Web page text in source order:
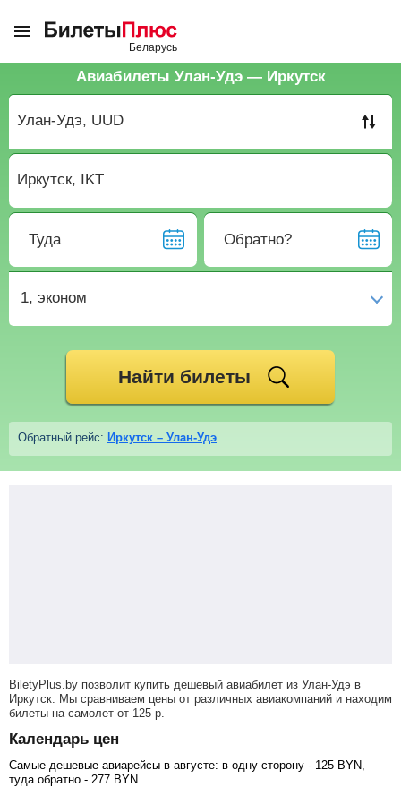
Авиабилеты Улан-Удэ — Иркутск
Туда Обратно?
1, эконом
Найти билеты
Обратный рейс: Иркутск – Улан-Удэ
BiletyPlus.by позволит купить дешевый авиабилет из Улан-Удэ в
Иркутск. Мы сравниваем цены от различных авиакомпаний и находим
билеты на самолет от 125 р
Календарь цен
Самые дешевые авиарейсы в августе: в одну сторону - 125 BYN
туда обратно - 277 BYN